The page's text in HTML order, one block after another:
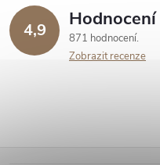
4,9
871 hodnocení
Zobrazit recenze